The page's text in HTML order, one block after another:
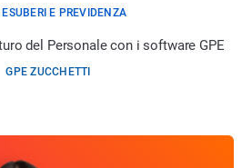
E PREVIDENZA
del Personale con i software GPE
GPE ZUCCHETTI